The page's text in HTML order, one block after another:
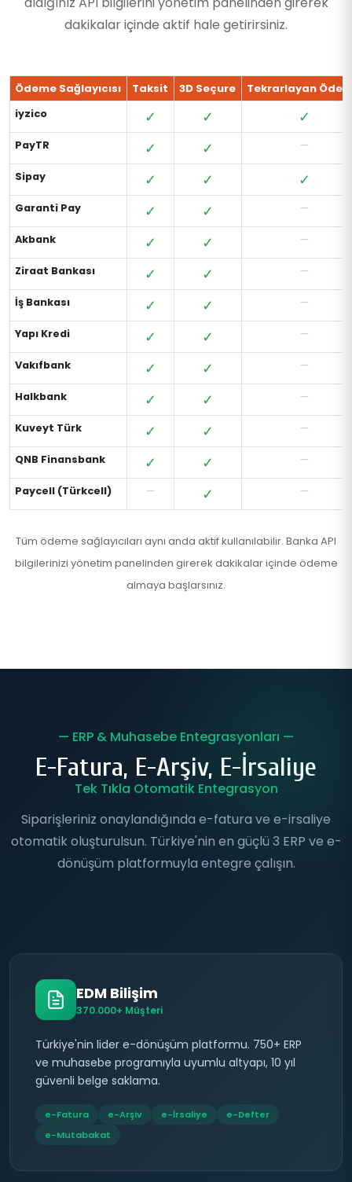
dakikalar içinde aktif hale getirirsiniz.
Ödeme Sağlayıcısı Taksit 3D Seçure Tekrarlayan
iyzico ✓ ✓ ✓
PayTR ✓ ✓ —
Sipay ✓ ✓ ✓
Garanti Pay ✓ ✓ —
Akbank ✓ ✓ —
Ziraat Bankası ✓ ✓ —
İş Bankası ✓ ✓ —
Yapı Kredi ✓ ✓ —
Vakıfbank ✓ ✓ —
Halkbank ✓ ✓ —
Kuveyt Türk ✓ ✓ —
QNB Finansbank ✓ ✓ —
Paycell (Türkcell) — ✓ —
Tüm ödeme sağlayıcıları aynı anda aktif kullanılabilir. Banka API
bilgilerinizi yönetim panelinden girerek dakikalar içinde ödeme
almaya başlarsınız.
— ERP & Muhasebe Entegrasyonları —
E-Fatura, E-Arşiv, E-İrsaliye
Tek Tıkla Otomatik Entegrasyon
Siparişleriniz onaylandığında e-fatura ve e-irsaliye
otomatik oluşturulsun. Türkiye'nin en güçlü 3 ERP ve e-
dönüşüm platformuyla entegre çalışın.
EDM Bilişim
370.000+ Müşteri
Türkiye'nin lider e-dönüşüm platformu. 750+ ERP
ve muhasebe programıyla uyumlu altyapı, 10 yıl
güvenli belge saklama.
e-Fatura e-Arşiv e-İrsaliye
e-Defter
e-Mutabakat